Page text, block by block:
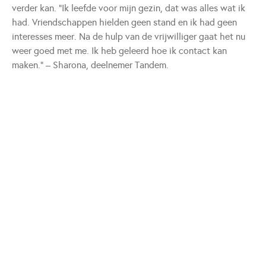
verder kan. “Ik leefde voor mijn gezin, dat was alles wat ik
had. Vriendschappen hielden geen stand en ik had geen
interesses meer. Na de hulp van de vrijwilliger gaat het nu
weer goed met me. Ik heb geleerd hoe ik contact kan
maken.” – Sharona, deelnemer Tandem.